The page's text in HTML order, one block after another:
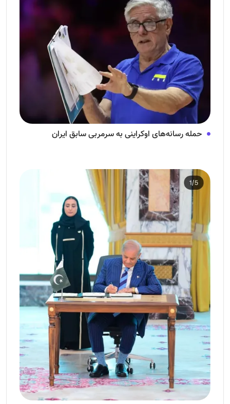
حمله رسانه‌های اوکراینی به سرمربی سابق ایران